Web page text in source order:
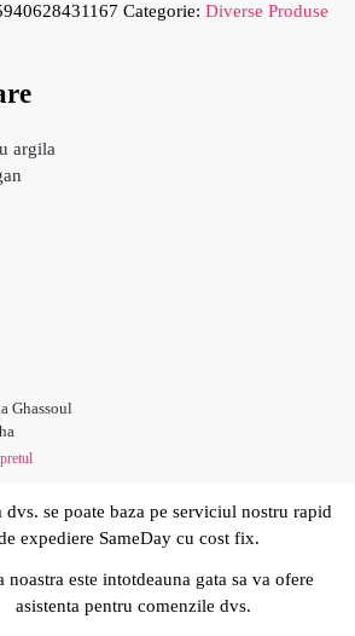
Categorie: Diverse Produse
Ghassoul
dvs. se poate baza pe serviciul nostru rapid
expediere SameDay cu cost fix.
noastra este intotdeauna gata sa va ofere
asistenta pentru comenzile dvs.